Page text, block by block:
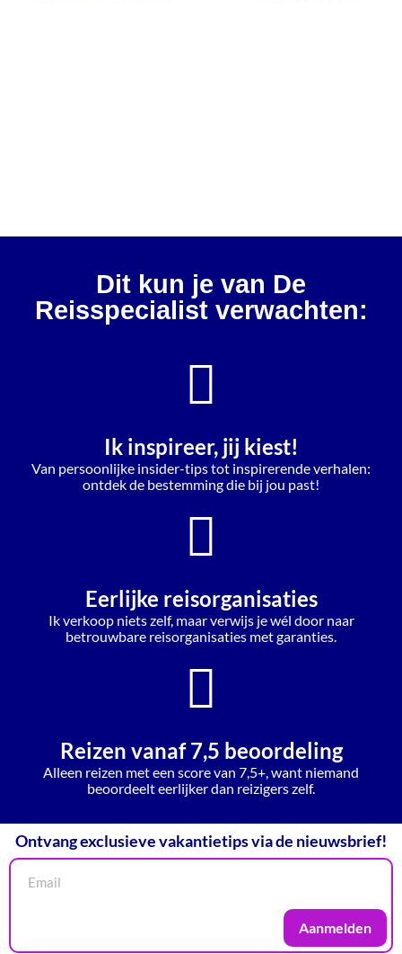
Dit kun je van De
Reisspecialist verwachten:
Ik inspireer, jij kiest!
Van persoonlijke insider-tips tot inspirerende verhalen:
ontdek de bestemming die bij jou past!
Eerlijke reisorganisaties
Ik verkoop niets zelf, maar verwijs je wél door naar
betrouwbare reisorganisaties met garanties.
Reizen vanaf 7,5 beoordeling
Alleen reizen met een score van 7,5+, want niemand
beoordeelt eerlijker dan reizigers zelf.
Ontvang exclusieve vakantietips via de nieuwsbrief!
Aanmelden